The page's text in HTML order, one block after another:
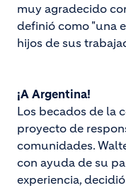
muy agradecido
definió como "una
hijos de sus
¡A Argentina!
Los becados de la
proyecto de
comunidades.
con ayuda de su
experiencia,